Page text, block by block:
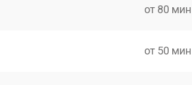
от 80 мин
от 50 мин